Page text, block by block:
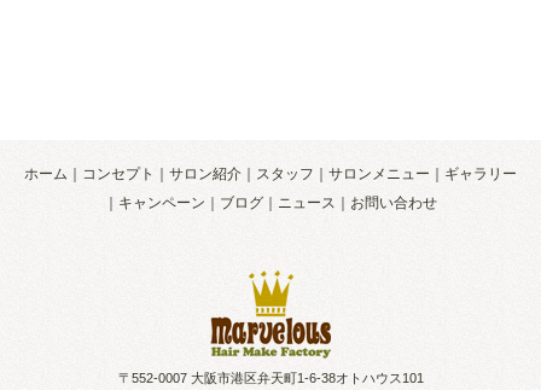
ホーム コンセプト サロン紹介 スタッフ サロンメニュー
ギャラリー
キャンペーン
ブログ ニュース お問い合わせ
〒552-0007 大阪市港区弁天町1-6-38オトハウス101